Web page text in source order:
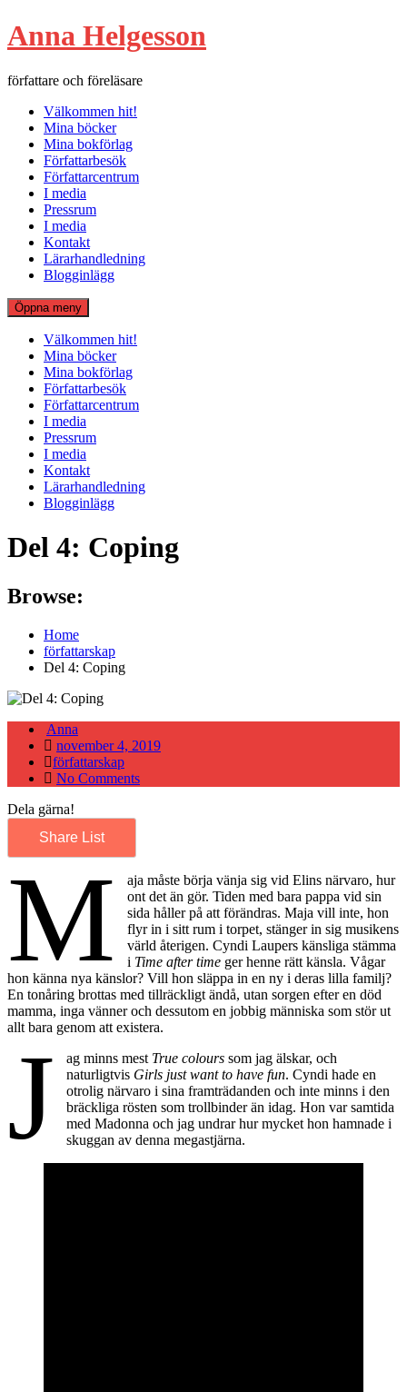
Hoppa
till
Anna Helgesson
författare och föreläsare
Välkommen hit!
Mina böcker
Mina bokförlag
Författarbesök
Författarcentrum
I media
Pressrum
I media
Kontakt
Lärarhandledning
Blogginlägg
Öppna meny
Välkommen hit!
Mina böcker
Mina bokförlag
Författarbesök
Författarcentrum
I media
Pressrum
I media
Kontakt
Lärarhandledning
Blogginlägg
Del 4: Coping
Browse:
Home
författarskap
Del 4: Coping
Anna
Posted
on
november 4, 2019
författarskap
No Comments
Dela gärna!
Share List
M
aja måste börja vänja sig vid Elins närvaro, hur
ont det än gör. Tiden med bara pappa vid sin
sida håller på att förändras. Maja vill inte, hon
flyr in i sitt rum i torpet, stänger in sig musikens
värld återigen. Cyndi Laupers känsliga stämma
i Time after time ger henne rätt känsla. Vågar
hon känna nya känslor? Vill hon släppa in en ny i deras lilla familj?
En tonåring brottas med tillräckligt ändå, utan sorgen efter en död
mamma, inga vänner och dessutom en jobbig människa som stör ut
allt bara genom att existera.
J ag minns mest True colourssom jag älskar, och
naturligtvis Girls just want to have fun. Cyndi hade en
otrolig närvaro i sina framträdanden och inte minns i den
bräckliga rösten som trollbinder än idag. Hon var samtida
med Madonna och jag undrar hur mycket hon hamnade i
skuggan av denna megastjärna.